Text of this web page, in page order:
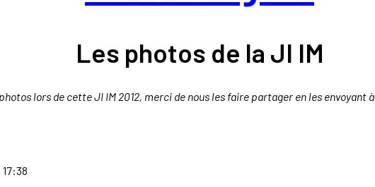
Les photos de la JI IM
lors de cette JI IM 2012, merci de nous les faire partager en les envoyant à